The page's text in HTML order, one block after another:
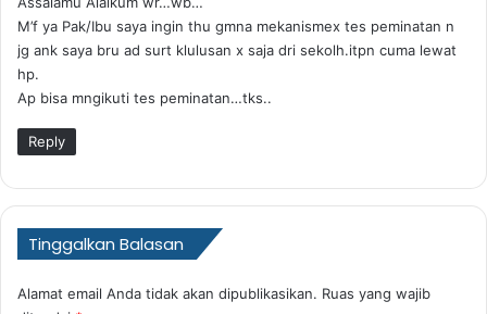
k
a
t
:
M’f ya Pak/Ibu saya ingin thu gmna mekanismex tes peminatan n
jg ank saya bru ad surt klulusan x saja dri sekolh.itpn cuma lewat
hp.
Ap bisa mngikuti tes peminatan…tks..
Reply
Tinggalkan Balasan
Alamat email Anda tidak akan dipublikasikan. Ruas yang wajib